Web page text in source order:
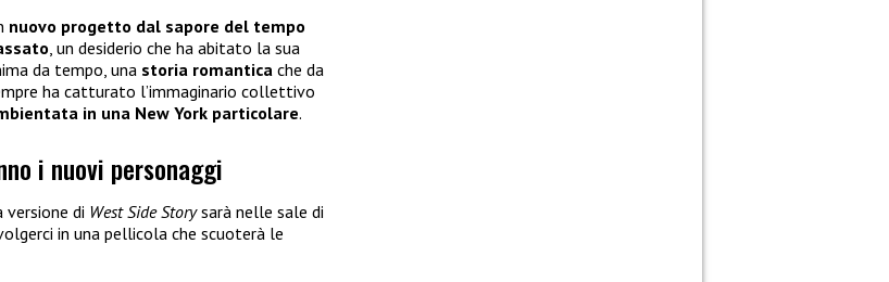
nuovo progetto dal sapore del tempo
, un desiderio che ha abitato la sua
da tempo, una storia romantica che da
ha catturato l’immaginario collettivo
in una New York particolare.
i nuovi personaggi
versione di West Side Storysarà nelle sale di
in una pellicola che scuoterà le